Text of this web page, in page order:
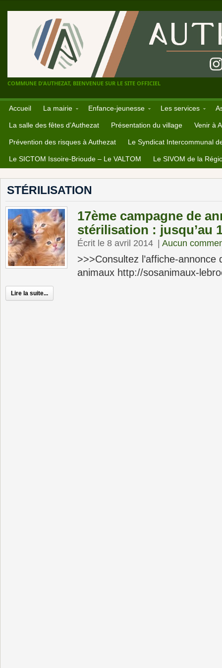
COMMUNE D'AUTHEZAT, BIENVENUE SUR LE SITE OFFICIEL
Accueil La mairie Enfance-jeunesse Les services
La salle des fêtes d’Authezat Présentation du village Venir à
Prévention des risques à Authezat Le Syndicat Intercommunal
Le SICTOM Issoire-Brioude – Le VALTOM Le SIVOM de la
STÉRILISATION
17ème campagne de
stérilisation : jusqu’au
Écrit le 8 avril 2014 Aucun
>>>Consultez l’affiche-annonce
animaux http://sosanimaux-
Lire la suite...